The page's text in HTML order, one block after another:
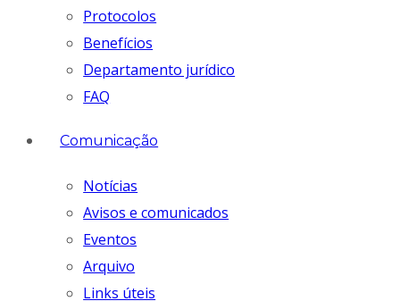
Protocolos
Benefícios
Departamento jurídico
FAQ
Comunicação
Notícias
Avisos e comunicados
Eventos
Arquivo
Links úteis